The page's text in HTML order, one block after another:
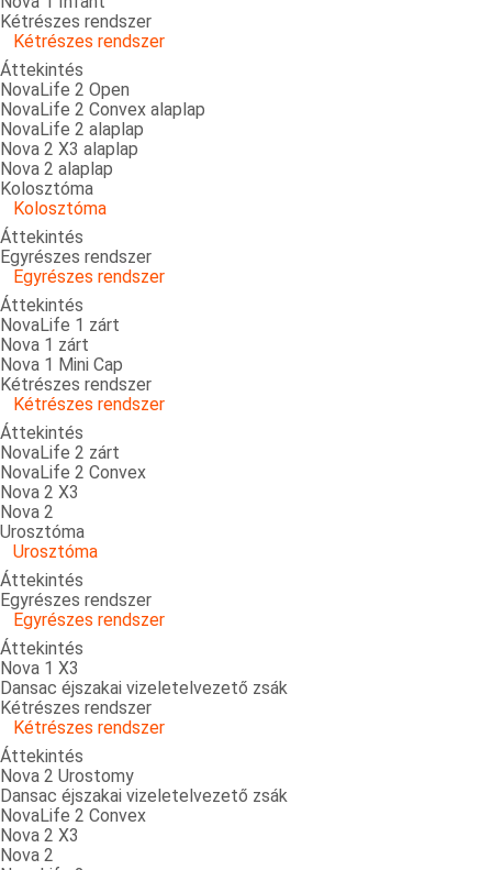
Kétrészes rendszer
Kétrészes rendszer
Áttekintés
NovaLife 2 Open
NovaLife 2 Convex alaplap
NovaLife 2 alaplap
Nova 2 X3 alaplap
Nova 2 alaplap
Kolosztóma
Kolosztóma
Áttekintés
Egyrészes rendszer
Egyrészes rendszer
Áttekintés
NovaLife 1 zárt
Nova 1 zárt
Nova 1 Mini Cap
Kétrészes rendszer
Kétrészes rendszer
Áttekintés
NovaLife 2 zárt
NovaLife 2 Convex
Nova 2 X3
Nova 2
Urosztóma
Urosztóma
Áttekintés
Egyrészes rendszer
Egyrészes rendszer
Áttekintés
Nova 1 X3
Dansac éjszakai vizeletelvezető zsák
Kétrészes rendszer
Kétrészes rendszer
Áttekintés
Nova 2 Urostomy
Dansac éjszakai vizeletelvezető zsák
NovaLife 2 Convex
Nova 2 X3
Nova 2